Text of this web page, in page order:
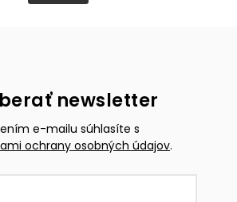
newsletter
e-mailu súhlasíte s
ochrany osobných údajov.